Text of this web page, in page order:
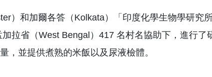
）和加爾各答（Kolkata）「印度化學生物學研究
拉省（West Bengal）417 名村名協助下，進行了
，並提供煮熟的米飯以及尿液檢體。